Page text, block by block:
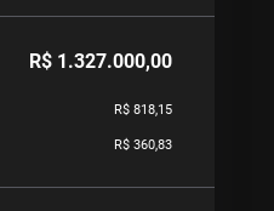
R$ 1.327.000,00
R$ 818,15
R$ 360,83